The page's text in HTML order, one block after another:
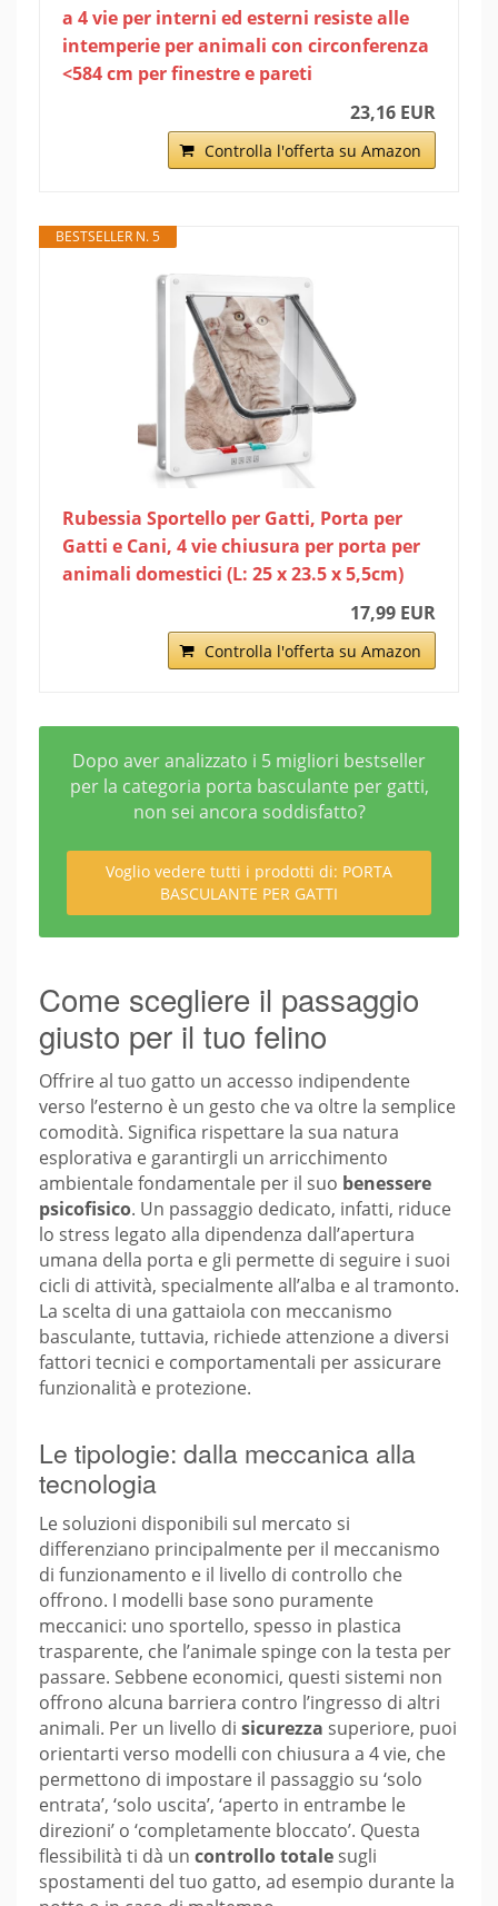
a 4 vie per interni ed esterni resiste alle
intemperie per animali con circonferenza
<584 cm per finestre e pareti
23,16 EUR
Controlla l'offerta su Amazon
BESTSELLER N. 5
Rubessia Sportello per Gatti, Porta per
Gatti e Cani, 4 vie chiusura per porta per
animali domestici (L: 25 x 23.5 x 5,5cm)
17,99 EUR
Controlla l'offerta su Amazon
Dopo aver analizzato i 5 migliori bestseller
per la categoria porta basculante per gatti,
non sei ancora soddisfatto?
Voglio vedere tutti i prodotti di: PORTA
BASCULANTE PER GATTI
Come scegliere il passaggio
giusto per il tuo felino
Offrire al tuo gatto un accesso indipendente
verso l’esterno è un gesto che va oltre la semplice
comodità. Significa rispettare la sua natura
esplorativa e garantirgli un arricchimento
ambientale fondamentale per il suo benessere
psicofisico. Un passaggio dedicato, infatti, riduce
lo stress legato alla dipendenza dall’apertura
umana della porta e gli permette di seguire i suoi
cicli di attività, specialmente all’alba e al tramonto.
La scelta di una gattaiola con meccanismo
basculante, tuttavia, richiede attenzione a diversi
fattori tecnici e comportamentali per assicurare
funzionalità e protezione.
Le tipologie: dalla meccanica alla
tecnologia
Le soluzioni disponibili sul mercato si
differenziano principalmente per il meccanismo
di funzionamento e il livello di controllo che
offrono. I modelli base sono puramente
meccanici: uno sportello, spesso in plastica
trasparente, che l’animale spinge con la testa per
passare. Sebbene economici, questi sistemi non
offrono alcuna barriera contro l’ingresso di altri
animali. Per un livello di sicurezza superiore, puoi
orientarti verso modelli con chiusura a 4 vie, che
permettono di impostare il passaggio su ‘solo
entrata’, ‘solo uscita’, ‘aperto in entrambe le
direzioni’ o ‘completamente bloccato’. Questa
flessibilità ti dà un controllo totale sugli
spostamenti del tuo gatto, ad esempio durante la